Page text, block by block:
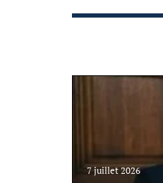
7 juillet 2026